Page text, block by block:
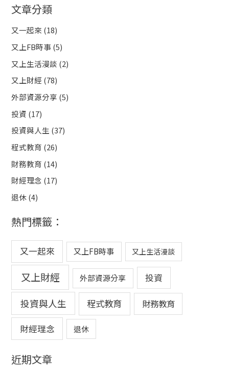
關
字
:
文章分類
又一起來 (18)
又上FB時事(5)
又上生活漫談 (2)
又上財經 (78)
外部資源分享 (5)
投資 (17)
投資與人生 (37)
程式教育 (26)
財務教育 (14)
財經理念 (17)
退休(4)
熱門標籤：
又一起來 又上FB時事 又上生活漫談
又上財經 外部資源分享 投資
投資與人生 程式教育 財務教育
財經理念 退休
近期文章